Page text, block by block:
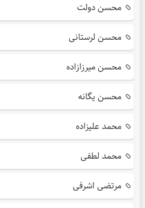
محسن دولت
محسن لرستانی
محسن میرزازاده
محسن یگانه
محمد علیزاده
محمد لطفی
مرتضی اشرفی